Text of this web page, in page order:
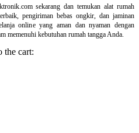
sekarang dan temukan alat rumah
pengiriman bebas ongkir, dan jaminan
online yang aman dan nyaman dengan
memenuhi kebutuhan rumah tangga Anda.
the cart: